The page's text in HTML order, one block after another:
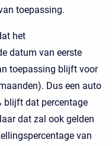
toepassing.
het
datum van eerste
toepassing blijft voor
Dus een auto
blijft dat percentage
dat zal ook gelden
van